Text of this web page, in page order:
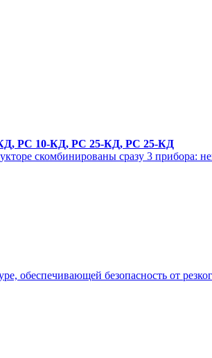
РС 10-КД, РС 25-КД, РС 25-КД
скомбинированы сразу 3 прибора:
обеспечивающей безопасность от